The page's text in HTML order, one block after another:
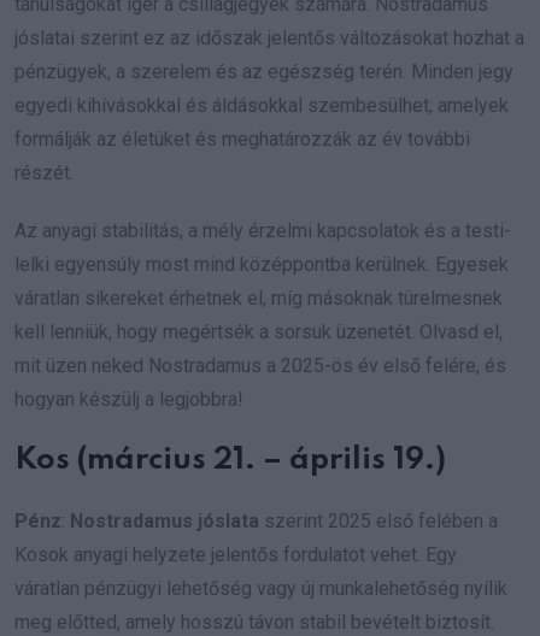
jóslatai szerint ez az időszak jelentős változásokat hozhat a
pénzügyek, a szerelem és az egészség terén. Minden jegy
egyedi kihívásokkal és áldásokkal szembesülhet, amelyek
formálják az életüket és meghatározzák az év további
részét.
Az anyagi stabilitás, a mély érzelmi kapcsolatok és a testi-
lelki egyensúly most mind középpontba kerülnek. Egyesek
váratlan sikereket érhetnek el, míg másoknak türelmesnek
kell lenniük, hogy megértsék a sorsuk üzenetét. Olvasd el,
mit üzen neked Nostradamus a 2025-ös év első felére, és
hogyan készülj a legjobbra!
Kos (március 21. – április 19.)
Pénz: Nostradamus jóslata szerint 2025 első felében a
Kosok anyagi helyzete jelentős fordulatot vehet. Egy
váratlan pénzügyi lehetőség vagy új munkalehetőség nyílik
meg előtted, amely hosszú távon stabil bevételt biztosít.